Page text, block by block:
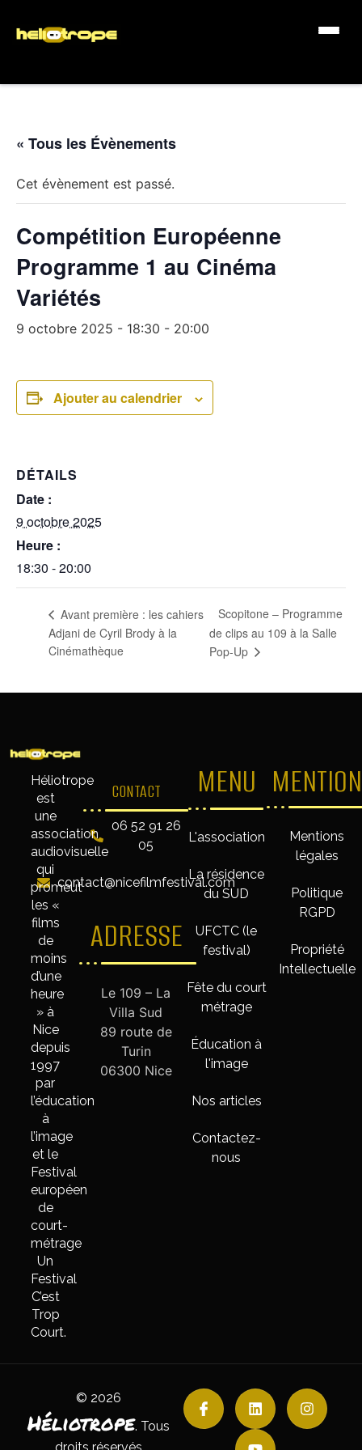
« Tous les Évènements
Cet évènement est passé.
Compétition Européenne
Programme 1 au Cinéma
Variétés
9 octobre 2025 - 18:30 - 20:00
Ajouter au calendrier
DÉTAILS
Date :
9 octobre 2025
Heure :
18:30 - 20:00
Avant première : les cahiers
Adjani de Cyril Brody à la
Cinémathèque
Scopitone – Programme
de clips au 109 à la Salle
Pop-Up
Héliotrope
est
une
association
audiovisuelle
qui
promeut
les «
films
de
moins
d’une
heure
» à
Nice
depuis
1997
par
l’éducation
à
l’image
et le
Festival
européen
de
court-
métrage
Un
Festival
C’est
Trop
Court.
CONTACT
06 52 91 26
05
contact@nicefilmfestival.com
ADRESSE
Le 109 – La
Villa Sud
89 route de
Turin
06300 Nice
MENU
L'association
La résidence
du SUD
UFCTC (le
festival)
Fête du court
métrage
Éducation à
l'image
Nos articles
Contactez-
nous
Mentions
légales
Politique
RGPD
Propriété
Intellectuelle
© 2026
Héliotrope. Tous